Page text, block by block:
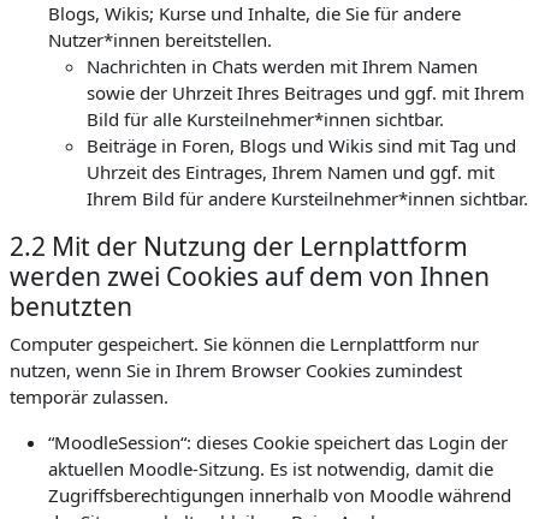
Blogs, Wikis; Kurse und Inhalte, die Sie für andere
Nutzer*innen bereitstellen.
Nachrichten in Chats werden mit Ihrem Namen
sowie der Uhrzeit Ihres Beitrages und ggf. mit Ihrem
Bild für alle Kursteilnehmer*innen sichtbar.
Beiträge in Foren, Blogs und Wikis sind mit Tag und
Uhrzeit des Eintrages, Ihrem Namen und ggf. mit
Ihrem Bild für andere Kursteilnehmer*innen sichtbar.
2.2 Mit der Nutzung der Lernplattform
werden zwei Cookies auf dem von Ihnen
benutzten
Computer gespeichert. Sie können die Lernplattform nur
nutzen, wenn Sie in Ihrem Browser Cookies zumindest
temporär zulassen.
“MoodleSession“: dieses Cookie speichert das Login der
aktuellen Moodle-Sitzung. Es ist notwendig, damit die
Zugriffsberechtigungen innerhalb von Moodle während